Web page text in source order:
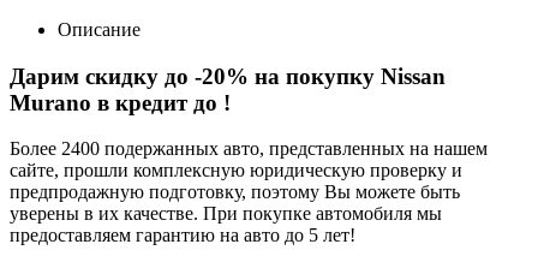
Описание
Дарим скидку до -20% на покупку Nissan
Murano в кредит до !
Более 2400 подержанных авто, представленных на нашем
сайте, прошли комплексную юридическую проверку и
предпродажную подготовку, поэтому Вы можете быть
уверены в их качестве. При покупке автомобиля мы
предоставляем гарантию на авто до 5 лет!